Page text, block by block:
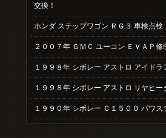
交換！
ホンダ ステップワゴン ＲＧ３ 車検点検
２００７年 ＧＭＣ ユーコン ＥＶＡＰ修
１９９８年 シボレー アストロ アイドラ
１９９８年 シボレー アストロ リヤヒー
１９９０年 シボレー Ｃ１５００ パワス